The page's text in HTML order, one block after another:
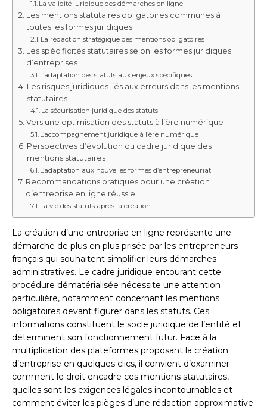
La validité juridique des démarches en ligne
Les mentions statutaires obligatoires communes à
toutes les formes juridiques
La rédaction stratégique des mentions obligatoires
Les spécificités statutaires selon les formes juridiques
d’entreprises
L’adaptation des statuts aux enjeux spécifiques
Les risques juridiques liés aux erreurs dans les mentions
statutaires
La sécurisation juridique des statuts
Vers une optimisation des statuts à l’ère numérique
L’accompagnement juridique à l’ère numérique
Perspectives d’évolution du cadre juridique des
mentions statutaires
L’adaptation aux nouvelles formes d’entrepreneuriat
Recommandations pratiques pour une création
d’entreprise en ligne réussie
La vie des statuts après la création
La création d’une entreprise en ligne représente une
démarche de plus en plus prisée par les entrepreneurs
français qui souhaitent simplifier leurs démarches
administratives. Le cadre juridique entourant cette
procédure dématérialisée nécessite une attention
particulière, notamment concernant les mentions
obligatoires devant figurer dans les statuts. Ces
informations constituent le socle juridique de l’entité et
déterminent son fonctionnement futur. Face à la
multiplication des plateformes proposant la création
d’entreprise en quelques clics, il convient d’examiner
comment le droit encadre ces mentions statutaires,
quelles sont les exigences légales incontournables et
comment éviter les pièges d’une rédaction approximative